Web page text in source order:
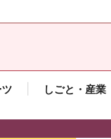
しごと・産業